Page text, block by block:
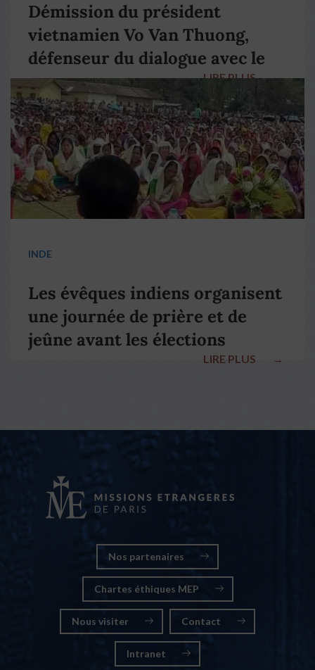
Démission du président
vietnamien Vo Van Thuong,
défenseur du dialogue avec le
pape François
LIRE PLUS →
INDE
Les évêques indiens organisent
une journée de prière et de
jeûne avant les élections
LIRE PLUS →
Nos partenaires
Chartes éthiques MEP
Nous visiter Contact
Intranet